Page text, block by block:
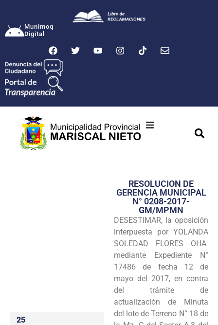
Munimoq
Digital
Transparencia
Seguridad
Programas
Intranet
25
RESOLUCION DE
GERENCIA MUNICIPAL
N° 0208-2017-
GM/MPMN
DESESTIMAR, la oposición
interpuesta por YOLANDA
SOLEDAD FLORES OHA
mediante Expediente N°
17486 de fecha 12 de
mayo del 2017, en contra
del trámite de
actualización de Minuta
del lote de Terreno N° 18 de